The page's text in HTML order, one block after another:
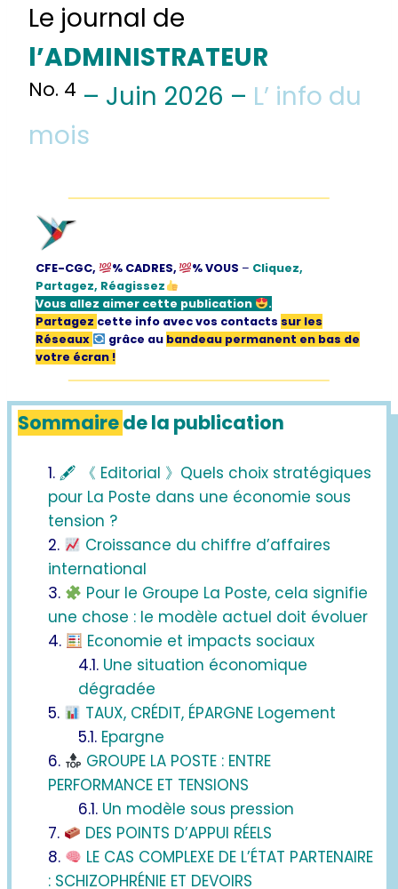
Le journal de
l’ADMINISTRATEUR
No. 4 – Juin 2026 – L’ info du
mois
CFE-CGC, % CADRES, % VOUS – Cliquez,
Partagez, Réagissez
Vous allez aimer cette publication
.
Partagez cette info avec vos contacts sur les
Réseaux
grâce au bandeau permanent en bas de
votre écran !
Sommairede la publication
🖋 《 Editorial 》Quels choix stratégiques
pour La Poste dans une économie sous
tension ?
Croissance du chiffre d’affaires
international
Pour le Groupe La Poste, cela signifie
une chose : le modèle actuel doit évoluer
Economie et impacts sociaux
Une situation économique
dégradée
TAUX, CRÉDIT, ÉPARGNE Logement
Epargne
GROUPE LA POSTE : ENTRE
PERFORMANCE ET TENSIONS
Un modèle sous pression
DES POINTS D’APPUI RÉELS
LE CAS COMPLEXE DE L’ÉTAT PARTENAIRE
: SCHIZOPHRÉNIE ET DEVOIRS